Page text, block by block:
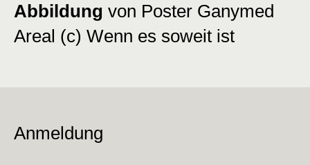
Abbildung von Poster Ganymed
Areal (c) Wenn es soweit ist
Anmeldung